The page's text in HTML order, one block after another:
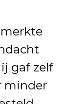
gaf zelf
minder